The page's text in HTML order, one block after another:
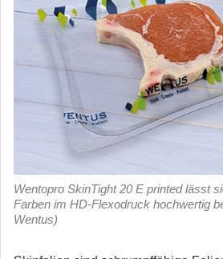
Wentopro SkinTight 20 E printed lässt
Farben im HD-Flexodruck hochwertig
Wentus)